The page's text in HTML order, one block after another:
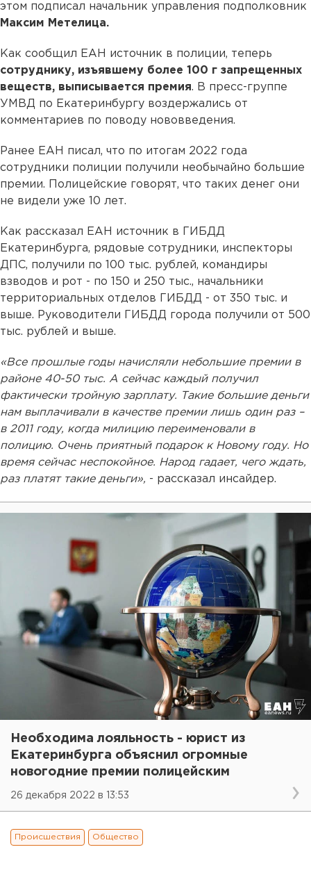
этом подписал начальник управления подполковник
Максим Метелица.
Как сообщил ЕАН источник в полиции, теперь
сотруднику, изъявшему более 100 г запрещенных
веществ, выписывается премия. В пресс-группе
УМВД по Екатеринбургу воздержались от
комментариев по поводу нововведения.
Ранее ЕАН писал, что по итогам 2022 года
сотрудники полиции получили необычайно большие
премии. Полицейские говорят, что таких денег они
не видели уже 10 лет.
Как рассказал ЕАН источник в ГИБДД
Екатеринбурга, рядовые сотрудники, инспекторы
ДПС, получили по 100 тыс. рублей, командиры
взводов и рот - по 150 и 250 тыс., начальники
территориальных отделов ГИБДД - от 350 тыс. и
выше. Руководители ГИБДД города получили от 500
тыс. рублей и выше.
«Все прошлые годы начисляли небольшие премии в
районе 40-50 тыс. А сейчас каждый получил
фактически тройную зарплату. Такие большие деньги
нам выплачивали в качестве премии лишь один раз –
в 2011 году, когда милицию переименовали в
полицию. Очень приятный подарок к Новому году. Но
время сейчас неспокойное. Народ гадает, чего ждать,
раз платят такие деньги», - рассказал инсайдер.
Необходима лояльность - юрист из
Екатеринбурга объяснил огромные
новогодние премии полицейским
26 декабря 2022 в 13:53
Происшествия Общество